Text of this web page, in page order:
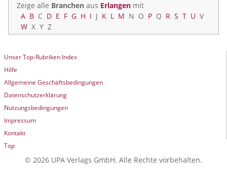
Zeige alle Branchen aus Erlangen mit
A B C D E F G H I J K L M N O P Q R S T U V
W X Y Z
Unser Top-Rubriken Index
Hilfe
Allgemeine Geschäftsbedingungen
Datenschutzerklärung
Nutzungsbedingungen
Impressum
Kontakt
Top
© 2026 UPA Verlags GmbH. Alle Rechte vorbehalten.